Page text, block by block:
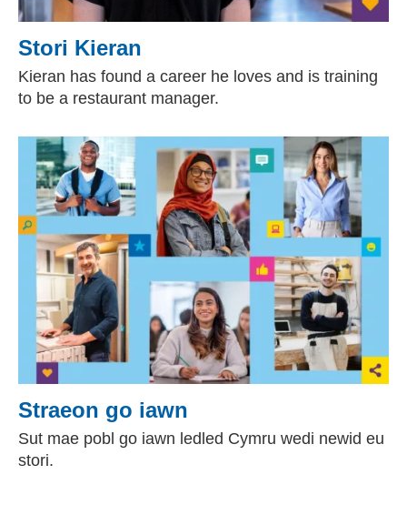
Stori Kieran
Kieran has found a career he loves and is training
to be a restaurant manager.
Straeon go iawn
Sut mae pobl go iawn ledled Cymru wedi newid eu
stori.